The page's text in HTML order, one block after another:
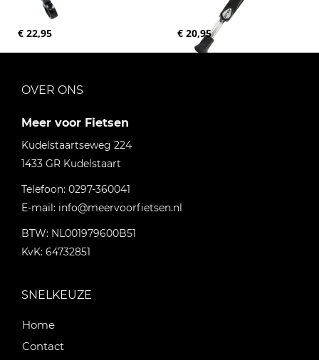
€ 22,95 € 20,95
OVER ONS
Meer voor Fietsen
Kudelstaartseweg 224
1433 GR Kudelstaart
Telefoon: 0297-360041
E-mail: info@meervoorfietsen.nl
BTW: NL001979600B51
KvK: 64732851
SNELKEUZE
Home
Contact